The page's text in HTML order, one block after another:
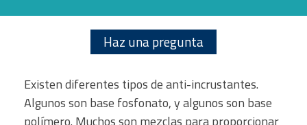
Haz una pregunta
Existen diferentes tipos de anti-incrustantes.
Algunos son base fosfonato, y algunos son base
polímero. Muchos son mezclas para proporcionar